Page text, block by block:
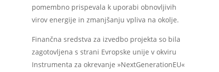
pomembno prispevala k uporabi obnovljivih
virov energije in zmanjšanju vpliva na okolje.
Finančna sredstva za izvedbo projekta so bila
zagotovljena s strani Evropske unije v okviru
Instrumenta za okrevanje »NextGenerationEU«